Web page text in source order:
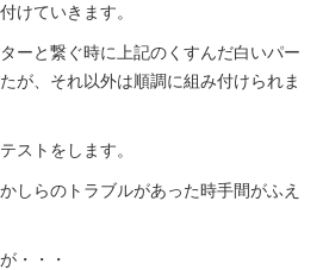
けていきます。
ーと繋ぐ時に上記のくすんだ白いパー
が、それ以外は順調に組み付けられま
ストをします。
しらのトラブルがあった時手間がふえ
・・・